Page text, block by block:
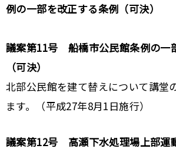
例の一部を改正する条例（可決）
議案第11号 船橋市公民館条例の一
（可決）
北部公民館を建て替えについて講堂
ます。（平成27年8月1日施行）
議案第12号 高瀬下水処理場上部運